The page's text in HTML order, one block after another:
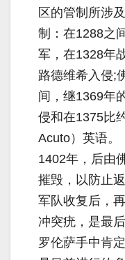
区的管制所涉
制：在1288之
军，在1328年
路德维希入侵;
间，继1369年
侵和在1375比
Acuto）英语。
1402年，后由
摧毁，以防止
军队收复后，
冲突疣，是最
罗伦萨手中肯